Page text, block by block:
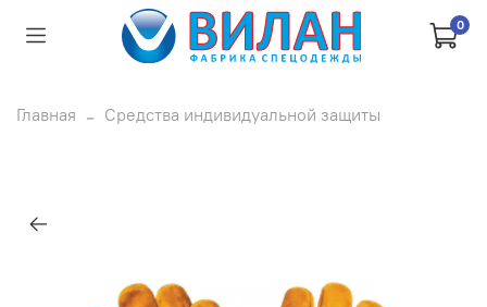
0
Главная Средства индивидуальной защиты